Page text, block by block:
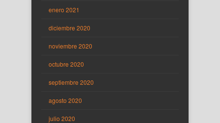
enero 2021
diciembre 2020
noviembre 2020
octubre 2020
septiembre 2020
agosto 2020
julio 2020